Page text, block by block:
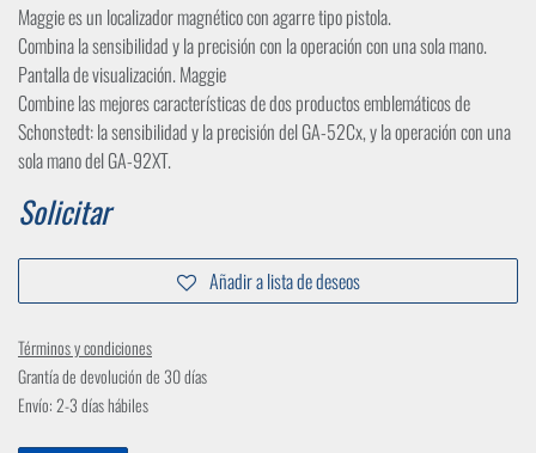
Maggie es un localizador magnético con agarre tipo pistola.
Combina la sensibilidad y la precisión con la operación con una sola mano.
Pantalla de visualización. Maggie
Combine las mejores características de dos productos emblemáticos de
Schonstedt: la sensibilidad y la precisión del GA-52Cx, y la operación con una
sola mano del GA-92XT.
Solicitar
Añadir a lista de deseos
Términos y condiciones
Grantía de devolución de 30 días
Envío: 2-3 días hábiles